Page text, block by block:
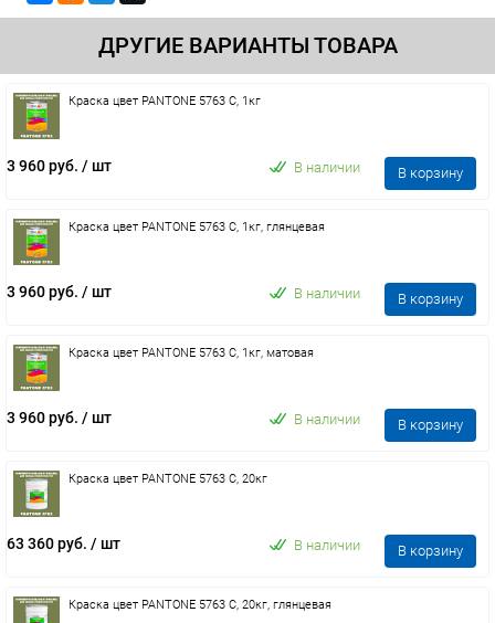
ДРУГИЕ ВАРИАНТЫ ТОВАРА
Краска цвет PANTONE 5763 C, 1кг
3 960 руб. / шт В наличии В корзину
Краска цвет PANTONE 5763 C, 1кг, глянцевая
3 960 руб. / шт В наличии В корзину
Краска цвет PANTONE 5763 C, 1кг, матовая
3 960 руб. / шт В наличии В корзину
Краска цвет PANTONE 5763 C, 20кг
63 360 руб. / шт В наличии В корзину
Краска цвет PANTONE 5763 C, 20кг, глянцевая